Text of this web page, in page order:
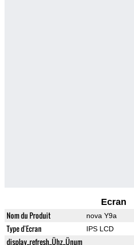
Ecran
Nom du Produit nova Y9a
Type d'Ecran IPS LCD
display_refresh_Ühz_Ünum